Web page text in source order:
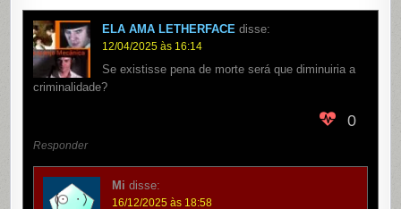
ELA AMA LETHERFACE disse:
12/04/2025 às 16:14
Se existisse pena de morte será que diminuiria a
criminalidade?
0
Responder
Mi disse:
16/12/2025 às 18:58